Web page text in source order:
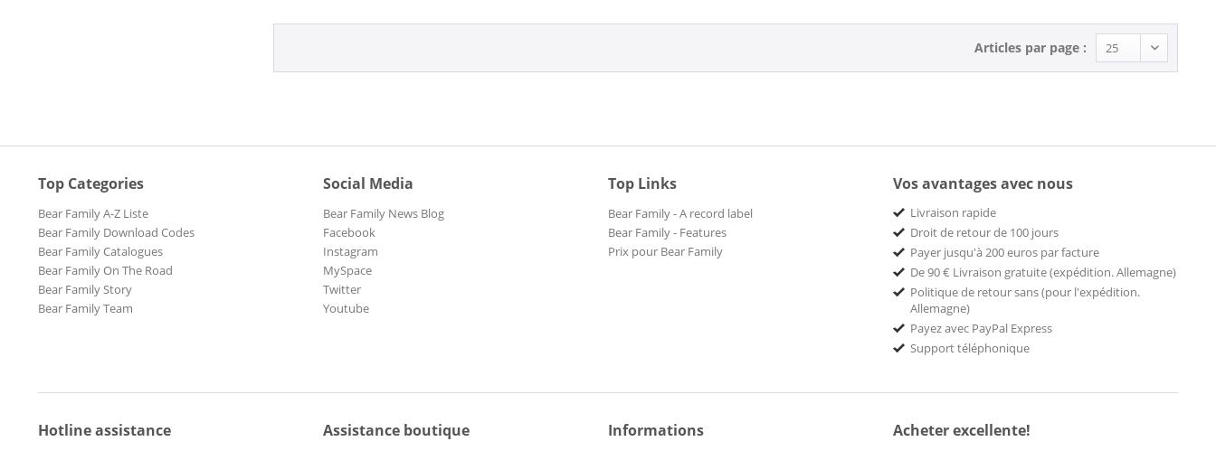
Articles par page :
Top Categories
Bear Family A-Z Liste
Bear Family Download Codes
Bear Family Catalogues
Bear Family On The Road
Bear Family Story
Bear Family Team
Social Media
Bear Family News Blog
Facebook
Instagram
MySpace
Twitter
Youtube
Top Links
Bear Family - A record label
Bear Family - Features
Prix pour Bear Family
Vos avantages avec nous
Livraison rapide
Droit de retour de 100 jours
Payer jusqu'à 200 euros par facture
De 90 € Livraison gratuite (expédition. Allemagne)
Politique de retour sans (pour l'expédition.
Allemagne)
Payez avec PayPal Express
Support téléphonique
Hotline assistance Assistance boutique Informations Acheter excellente!